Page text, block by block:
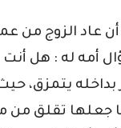
عاد الزوج من
أمه له : هل
يتمزق،
جعلها تقلق